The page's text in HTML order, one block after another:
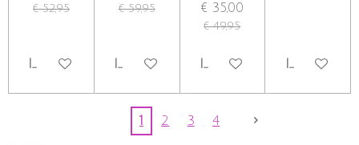
€ 52,95
IN WINKELWAGEN
€ 59,95
IN WINKELWAGEN
€ 35,00
€ 49,95
IN WINKELWAGEN
IN
1 2 3 4